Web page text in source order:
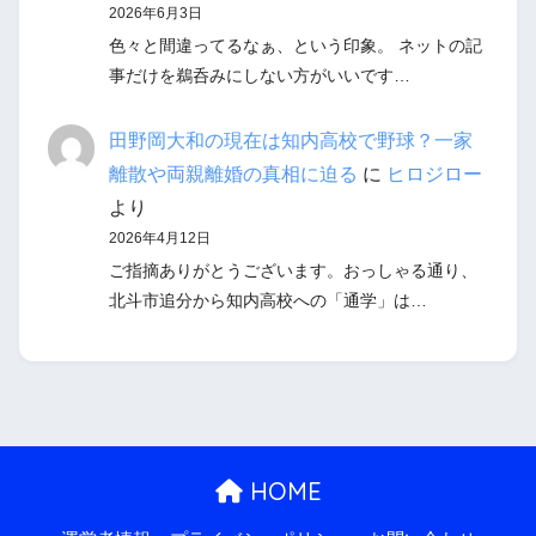
2026年6月3日
色々と間違ってるなぁ、という印象。 ネットの記
事だけを鵜呑みにしない方がいいです…
田野岡大和の現在は知内高校で野球？一家
離散や両親離婚の真相に迫る に ヒロジロー
より
2026年4月12日
ご指摘ありがとうございます。おっしゃる通り、
北斗市追分から知内高校への「通学」は…
HOME